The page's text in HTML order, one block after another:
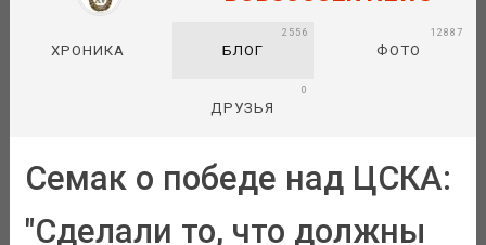
ХРОНИКА БЛОГ
2556
ФОТО
12887
ДРУЗЬЯ
0
Семак о победе над ЦСКА:
"Сделали то, что должны